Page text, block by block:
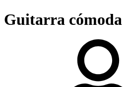
Guitarra cómoda